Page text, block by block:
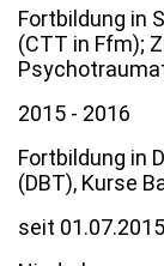
Fortbildung in
(CTT in Ffm);
2015 - 2016
Fortbildung in
(DBT), Kurse
seit 01.07.2015